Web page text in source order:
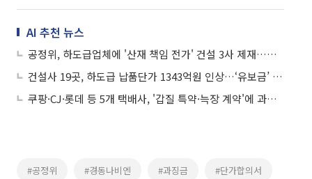
AI 추천 뉴스
공정위, 하도급업체에 '산재 책임 전가' 건설 3사 제재…과징금 7.3억
건설사 19곳, 하도급 납품단가 1343억원 인상…‘유보금’ 관행도 폐지
쿠팡·CJ·롯데 등 5개 택배사, '갑질 특약·늑장 계약'에 과징금 총 30.8억
#공정위 #경동나비엔 #과징금 #단가합의서